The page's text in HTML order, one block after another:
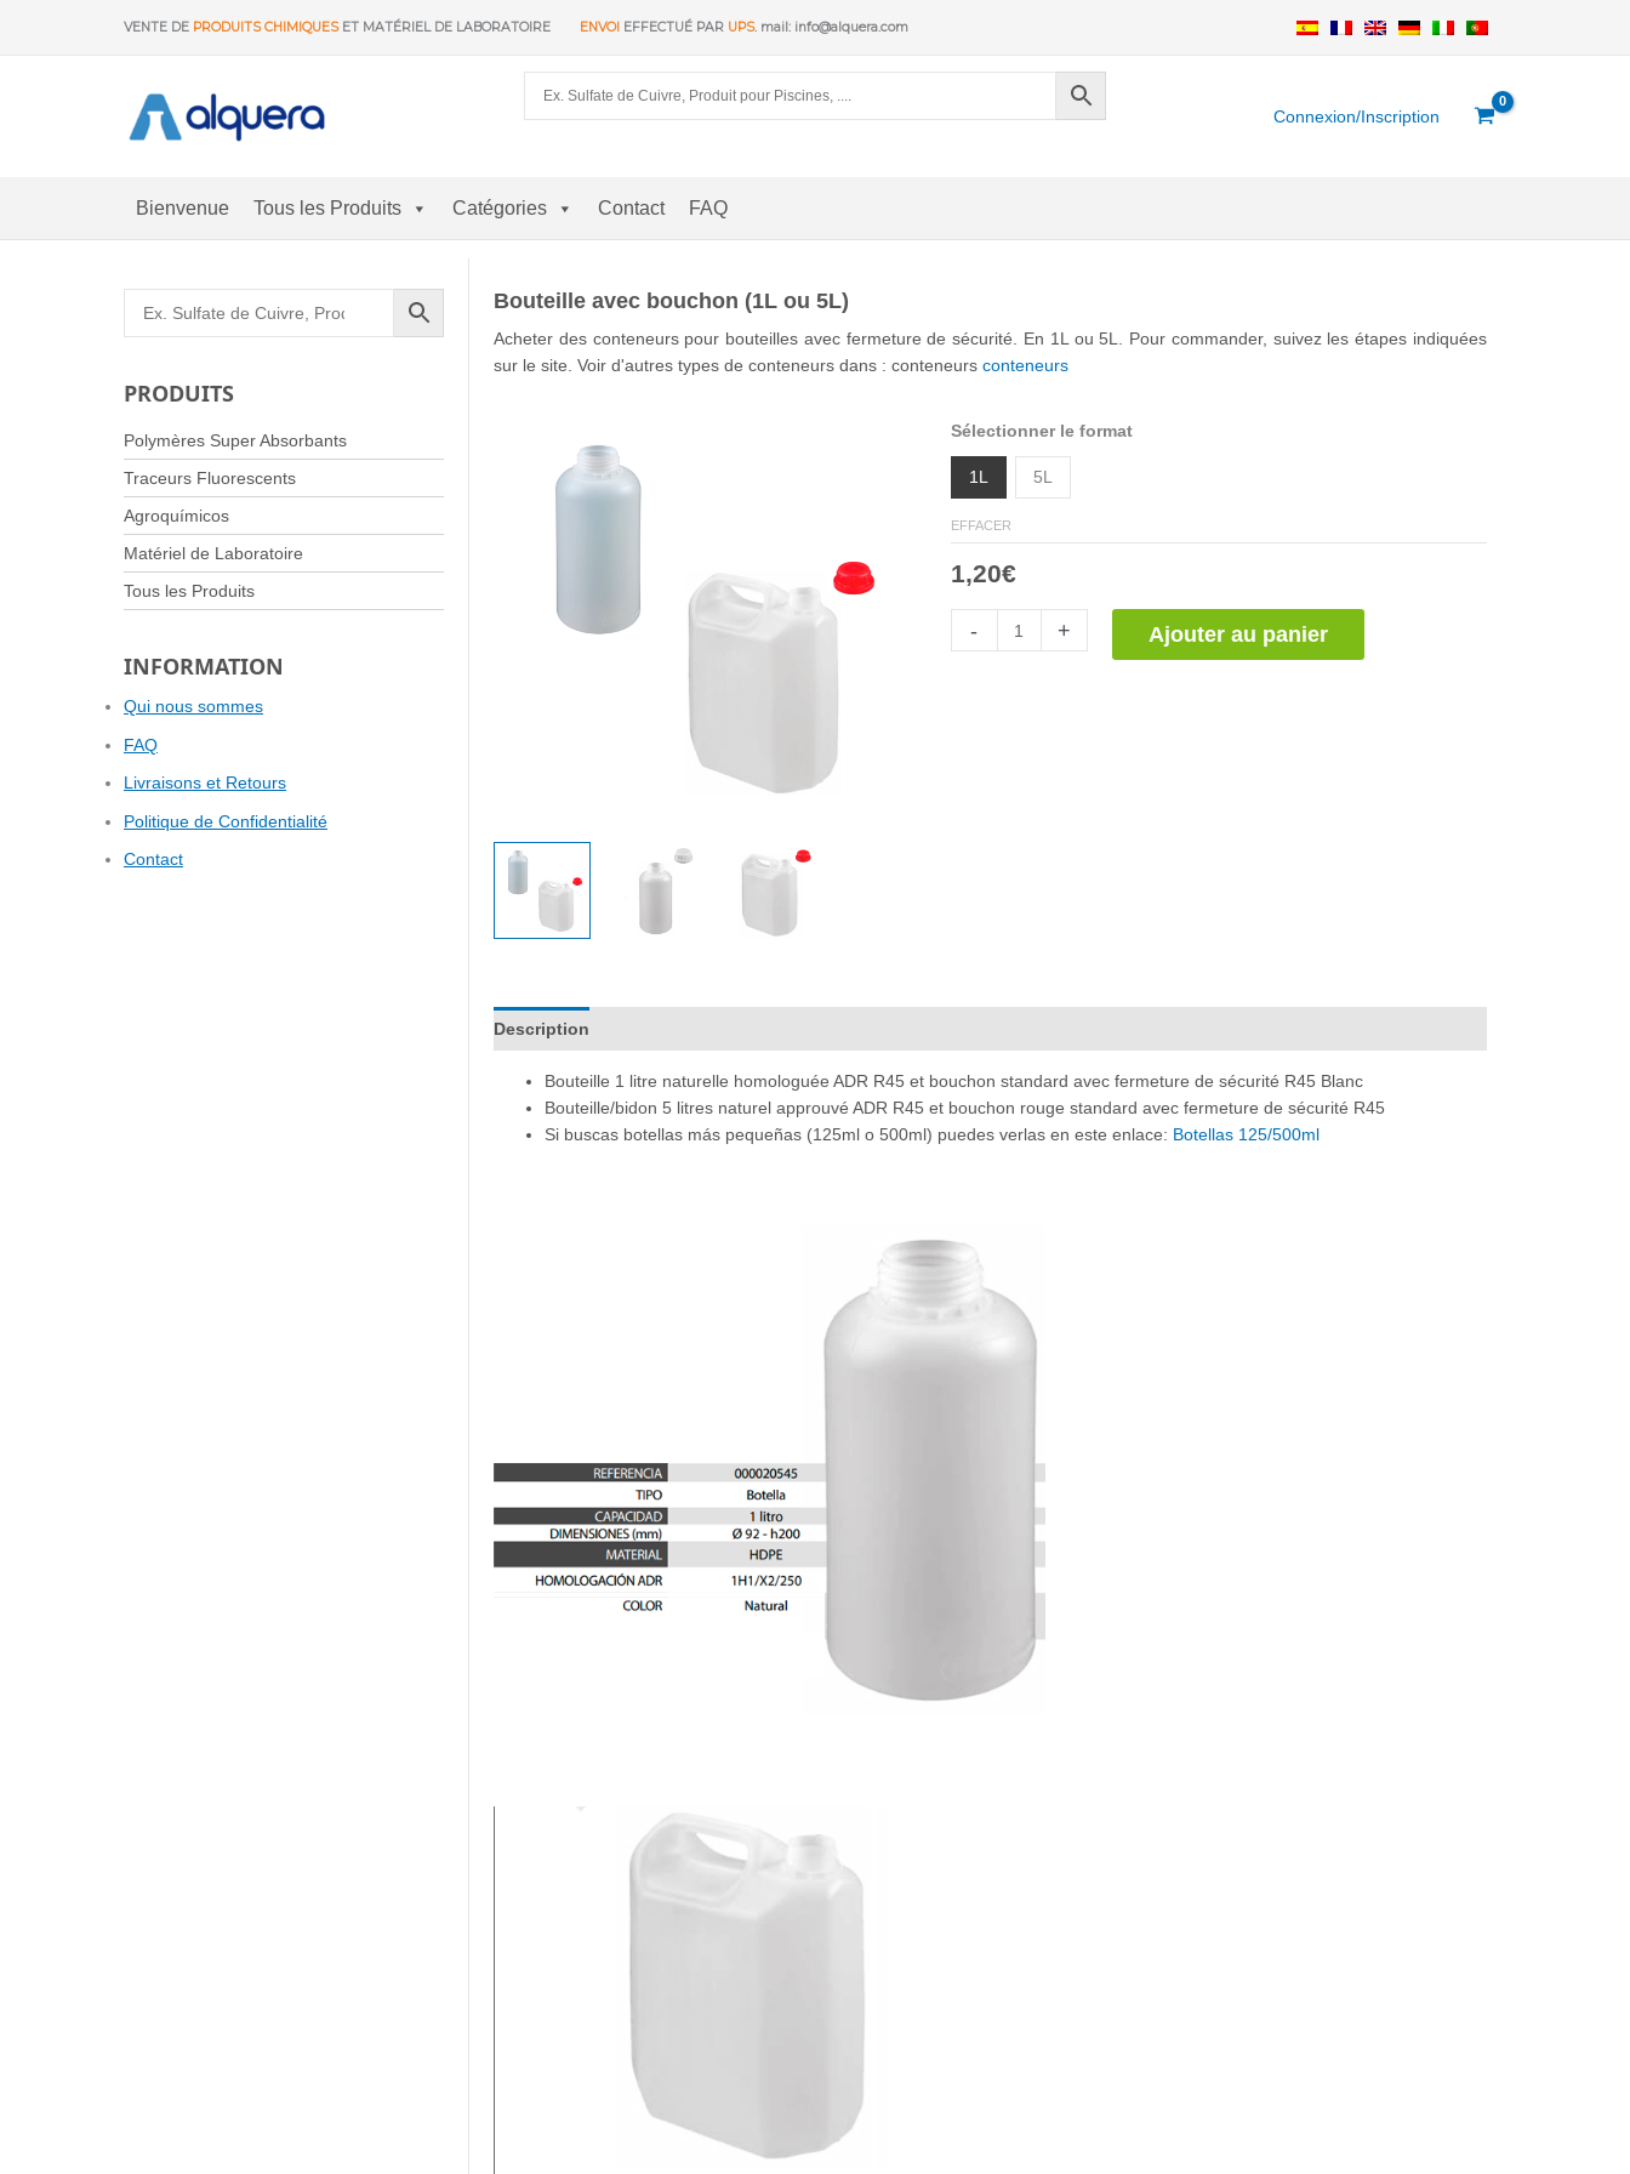
VENTE DE PRODUITS CHIMIQUESET MATÉRIEL DE LABORATOIRE ENVOI EFFECTUÉ PAR UPS. mail: info@alquera.com
Connexion/Inscription
Bienvenue Tous les Produits Catégories Contact FAQ
PRODUITS
Polymères Super Absorbants
Traceurs Fluorescents
Agroquímicos
Matériel de Laboratoire
Tous les Produits
INFORMATION
Qui nous sommes
FAQ
Livraisons et Retours
Politique de Confidentialité
Contact
Bouteille avec bouchon (1L ou 5L)
Acheter des conteneurs pour bouteilles avec fermeture de sécurité. En 1L ou 5L. Pour commander, suivez les étapes indiquées
sur le site. Voir d'autres types de conteneurs dans : conteneurs conteneurs
Sélectionner le format
1L 5L
EFFACER
1,20€
-
de
+ Ajouter au panier
Description
Bouteille 1 litre naturelle homologuée ADR R45 et bouchon standard avec fermeture de sécurité R45 Blanc
Bouteille/bidon 5 litres naturel approuvé ADR R45 et bouchon rouge standard avec fermeture de sécurité R45
Si buscas botellas más pequeñas (125ml o 500ml) puedes verlas en este enlace: Botellas 125/500ml